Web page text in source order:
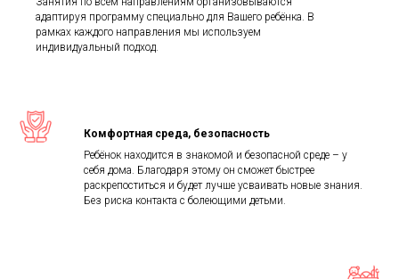
адаптируя программу специально для Вашего ребёнка. В
рамках каждого направления мы используем
индивидуальный подход.
Комфортная среда, безопасность
Ребёнок находится в знакомой и безопасной среде – у
себя дома. Благодаря этому он сможет быстрее
раскрепоститься и будет лучше усваивать новые знания.
Без риска контакта с болеющими детьми.